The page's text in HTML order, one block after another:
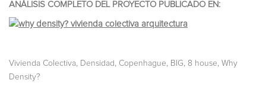
ANÁLISIS COMPLETO DEL PROYECTO PUBLICADO EN:
Vivienda Colectiva, Densidad , Copenhague, BIG, 8 house, Why
Density?